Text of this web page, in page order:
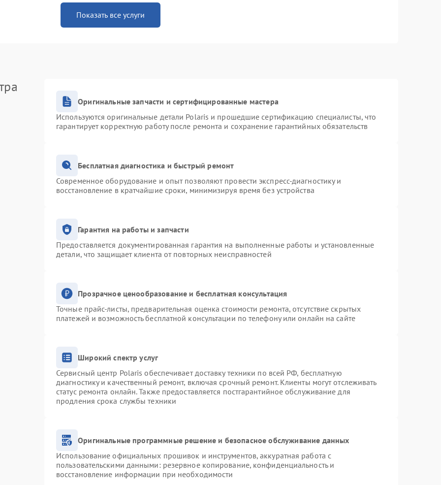
Показать все услуги
Оригинальные запчасти и сертифицированные мастера
Используются оригинальные детали Polaris и прошедшие сертификацию специалисты, что
гарантирует корректную работу после ремонта и сохранение гарантийных обязательств
Бесплатная диагностика и быстрый ремонт
Современное оборудование и опыт позволяют провести экспресс-диагностику и
восстановление в кратчайшие сроки, минимизируя время без устройства
Гарантия на работы и запчасти
Предоставляется документированная гарантия на выполненные работы и установленные
детали, что защищает клиента от повторных неисправностей
Прозрачное ценообразование и бесплатная консультация
Точные прайс-листы, предварительная оценка стоимости ремонта, отсутствие скрытых
платежей и возможность бесплатной консультации по телефону или онлайн на сайте
Широкий спектр услуг
Сервисный центр Polaris обеспечивает доставку техники по всей РФ, бесплатную
диагностику и качественный ремонт, включая срочный ремонт. Клиенты могут отслеживать
статус ремонта онлайн. Также предоставляется постгарантийное обслуживание для
продления срока службы техники
Оригинальные программные решение и безопасное обслуживание данных
Использование официальных прошивок и инструментов, аккуратная работа с
пользовательскими данными: резервное копирование, конфиденциальность и
восстановление информации при необходимости